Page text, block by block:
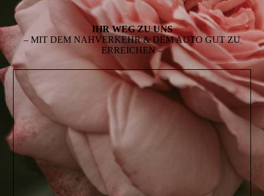
IHR WEG ZU UNS
– MIT DEM NAHVERKEHR & DEM AUTO GUT ZU
ERREICHEN –